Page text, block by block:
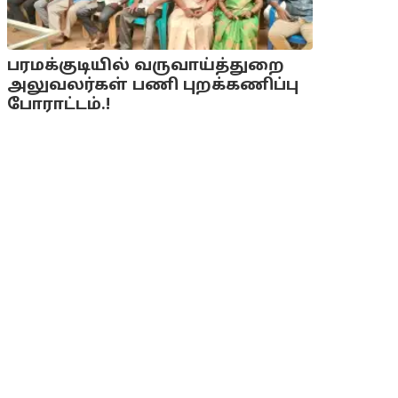
பரமக்குடியில் வருவாய்த்துறை
அலுவலர்கள் பணி புறக்கணிப்பு
போராட்டம்.!